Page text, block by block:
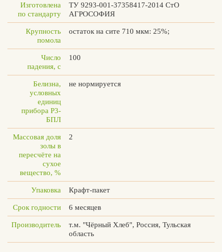
Изготовлена
по стандарту
ТУ 9293-001-37358417-2014 СтО
АГРОСОФИЯ
Крупность
помола
остаток на сите 710 мкм: 25%;
Число
падения, с
100
Белизна,
условных
единиц
прибора Р3-
БПЛ
не нормируется
Массовая доля
золы в
пересчёте на
сухое
вещество, %
2
Упаковка Крафт-пакет
Срок годности 6 месяцев
Производитель
т.м. "Чёрный Хлеб", Россия, Тульская
область